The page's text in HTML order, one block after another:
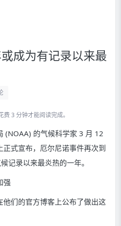
成为有记录以来最
3 分钟才能阅读完成。
(NOAA) 的气候科学家 3 月 12
正式宣布，厄尔尼诺事件再次到
记录以来最炎热的一年。
强
们的官方博客上公布了做出这